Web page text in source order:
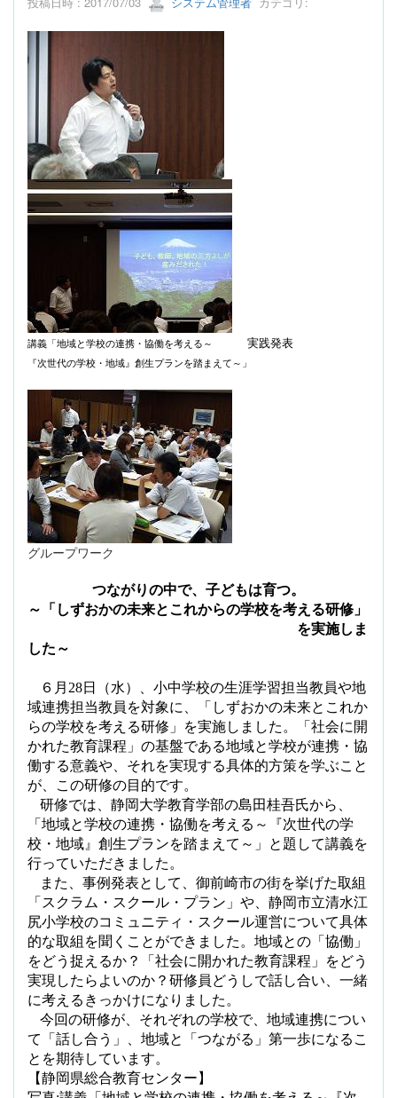
講義「地域と学校の連携・協働を考える～ 実践発表
『次世代の学校・地域』創生プランを踏まえて～」
グループワーク
つながりの中で、子どもは育つ。
～「しずおかの未来とこれからの学校を考える研修」
を実施しま
した～
６月 28日（水）、小中学校の生涯学習担当教員や地
域連携担当教員を対象に、「しずおかの未来とこれか
らの学校を考える研修」を実施しました。「社会に開
かれた教育課程」の基盤である地域と学校が連携・協
働する意義や、それを実現する具体的方策を学ぶこと
が、この研修の目的です。
研修では、静岡大学教育学部の島田桂吾氏から、
「地域と学校の連携・協働を考える～『次世代の学
校・地域』創生プランを踏まえて～」と題して講義を
行っていただきました。
また、事例発表として、御前崎市の街を挙げた取組
「スクラム・スクール・プラン」や、静岡市立清水江
尻小学校のコミュニティ・スクール運営について具体
的な取組を聞くことができました。地域との「協働」
をどう捉えるか？「社会に開かれた教育課程」をどう
実現したらよいのか？研修員どうしで話し合い、一緒
に考えるきっかけになりました。
今回の研修が、それぞれの学校で、地域連携につい
て「話し合う」、地域と「つながる」第一歩になるこ
とを期待しています。
【静岡県総合教育センター】